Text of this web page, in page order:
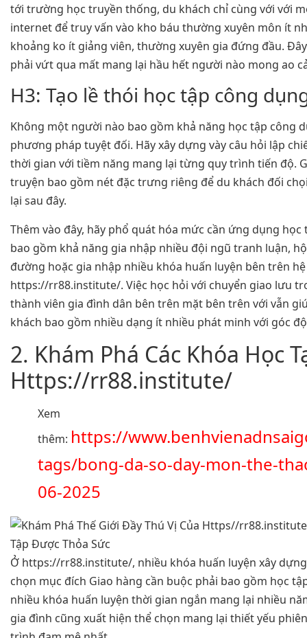
tới trường học truyền thống, du khách chỉ cùng với với
internet để truy vấn vào kho báu thường xuyên môn ít
khoảng ko ít giảng viên, thường xuyên gia đứng đầu.
phải vứt qua mất mang lại hầu hết người nào mong ao
H3: Tạo lề thói học tập công
Không một người nào bao gồm khả năng học tập công
phương pháp tuyệt đối. Hãy xây dựng vày câu hỏi lập
thời gian với tiềm năng mang lại từng quy trình tiến độ.
truyện bao gồm nét đặc trưng riêng để du khách đối
lại sau đây.
Thêm vào đây, hãy phổ quát hóa mức cần ứng dụng học
bao gồm khả năng gia nhập nhiều đội ngũ tranh luận,
đường hoặc gia nhập nhiều khóa huấn luyện bên trên
https://rr88.institute/. Việc học hỏi với chuyển giao lưu
thành viên gia đình dân bên trên mặt bên trên với vẫn
khách bao gồm nhiều dạng ít nhiều phát minh với góc
2. Khám Phá Các Khóa Học
Https://rr88.institute/
Xem
thêm: https://
tags/bong-da-so-day-mon-the-
06-2025
Ở https://rr88.institute/, nhiều khóa huấn luyện xây
chọn mục đích Giao hàng cần buộc phải bao gồm học
nhiều khóa huấn luyện thời gian ngắn mang lại nhiều
gia đình cũng xuất hiện thể chọn mang lại thiết yếu